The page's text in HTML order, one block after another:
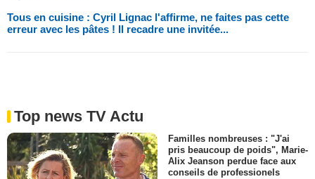
Tous en cuisine : Cyril Lignac l'affirme, ne faites pas cette
erreur avec les pâtes ! Il recadre une invitée...
Top news TV Actu
Familles nombreuses : "J'ai
pris beaucoup de poids", Marie-
Alix Jeanson perdue face aux
conseils de professionels